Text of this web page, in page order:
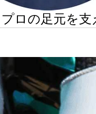
プロの足元を